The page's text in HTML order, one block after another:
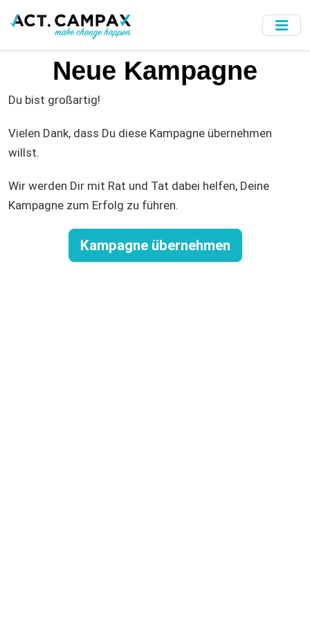
to
Neue Kampagne
Du bist großartig!
Vielen Dank, dass Du diese Kampagne übernehmen
willst.
Wir werden Dir mit Rat und Tat dabei helfen, Deine
Kampagne zum Erfolg zu führen.
Kampagne übernehmen